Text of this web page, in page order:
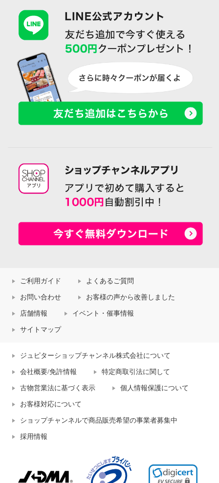
ご利用ガイド よくあるご質問
お問い合わせ お客様の声から改善しました
店舗情報 イベント・催事情報
サイトマップ
ジュピターショップチャンネル株式会社について
会社概要/免許情報 特定商取引法に関して
古物営業法に基づく表示 個人情報保護について
お客様対応について
ショップチャンネルで商品販売希望の事業者募集中
採用情報